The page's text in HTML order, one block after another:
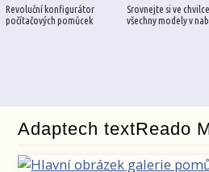
Revoluční konfigurátor
počítačových pomůcek
Srovnejte si ve chvilce
všechny modely v
Adaptech textReado